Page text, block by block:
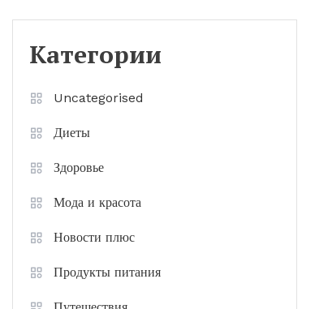
Категории
Uncategorised
Диеты
Здоровье
Мода и красота
Новости плюс
Продукты питания